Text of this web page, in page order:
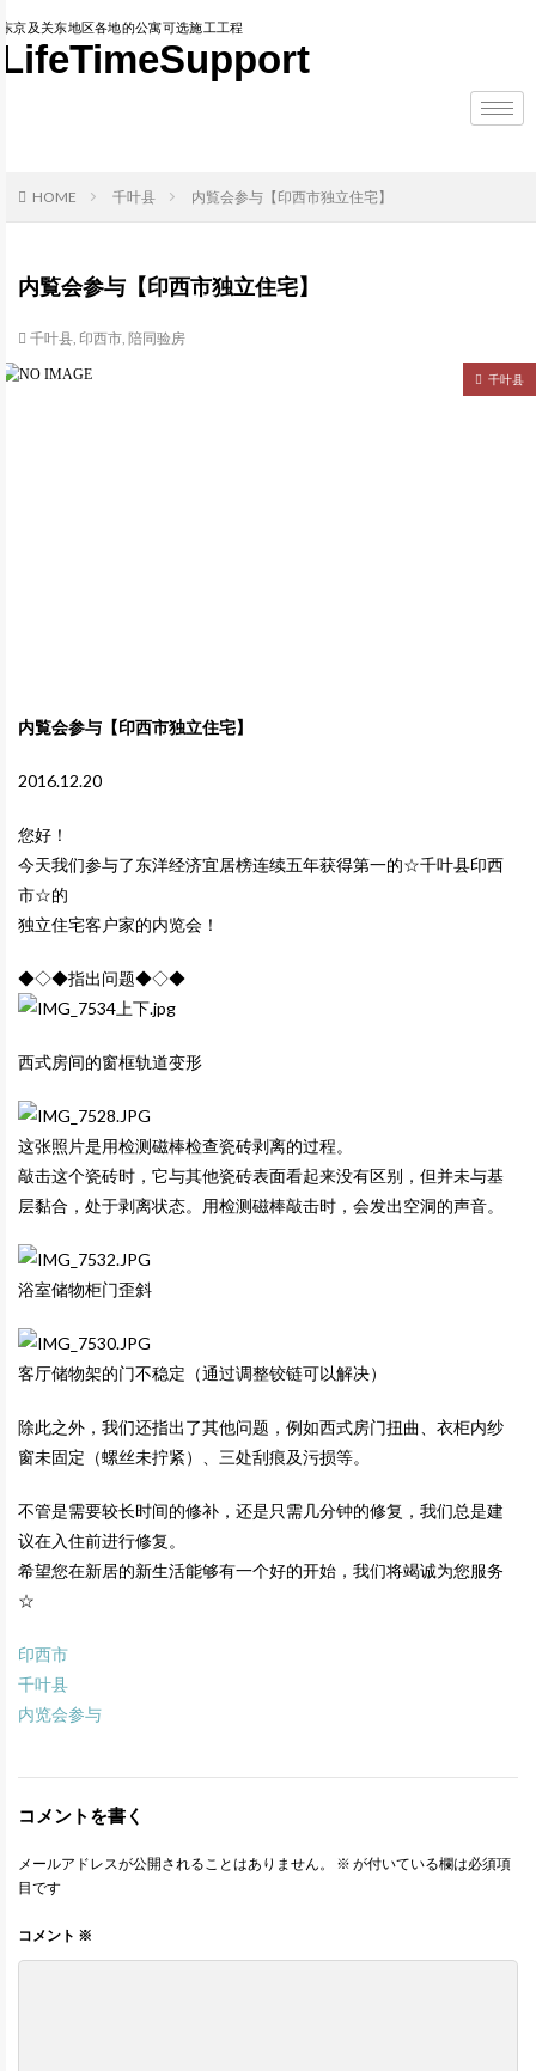
东京及关东地区各地的公寓可选施工工程
LifeTimeSupport
HOME 千叶县 内覧会参与【印西市独立住宅】
内覧会参与【印西市独立住宅】
千叶县, 印西市, 陪同验房
千叶县
内覧会参与【印西市独立住宅】
2016.12.20
您好！
今天我们参与了东洋经济宜居榜连续五年获得第一的☆千叶县印西
市☆的
独立住宅客户家的内览会！
◆◇◆指出问题◆◇◆
西式房间的窗框轨道变形
这张照片是用检测磁棒检查瓷砖剥离的过程。
敲击这个瓷砖时，它与其他瓷砖表面看起来没有区别，但并未与基
层黏合，处于剥离状态。用检测磁棒敲击时，会发出空洞的声音。
浴室储物柜门歪斜
客厅储物架的门不稳定（通过调整铰链可以解决）
除此之外，我们还指出了其他问题，例如西式房门扭曲、衣柜内纱
窗未固定（螺丝未拧紧）、三处刮痕及污损等。
不管是需要较长时间的修补，还是只需几分钟的修复，我们总是建
议在入住前进行修复。
希望您在新居的新生活能够有一个好的开始，我们将竭诚为您服务
☆
印西市
千叶县
内览会参与
コメントを書く
メールアドレスが公開されることはありません。 ※ が付いている欄は必須項
目です
コメント ※